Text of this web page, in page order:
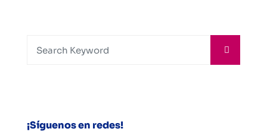
¡Síguenos en redes!